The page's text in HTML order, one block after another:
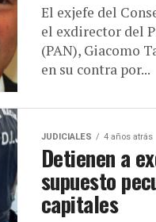
El exjefe del
el exdirector del
(PAN), Giacomo
en su contra por...
JUDICIALES 4 años atrás
Detienen a
supuesto
capitales